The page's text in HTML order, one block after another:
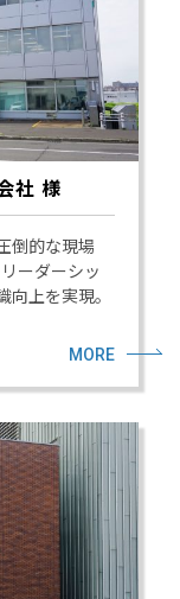
社 様
倒的な現場
ーダーシッ
上を実現。
MORE